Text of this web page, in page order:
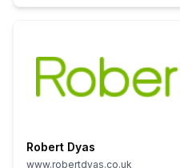
Robert Dyas
www.robertdyas.co.uk